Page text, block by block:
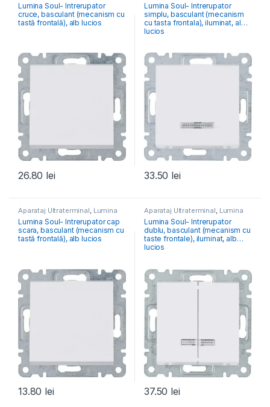
Lumina Soul- Intrerupator
cruce, basculant (mecanism cu
tastă frontală), alb lucios
26.80 lei
Lumina Soul- Intrerupator
simplu, basculant (mecanism
cu tasta frontala), iluminat, alb
lucios
33.50 lei
Aparataj Ultraterminal, Lumina
Lumina Soul- Intrerupator cap
scara, basculant (mecanism cu
tastă frontală), alb lucios
13.80 lei
Aparataj Ultraterminal, Lumina
Lumina Soul- Intrerupator
dublu, basculant (mecanism cu
taste frontale), iluminat, alb
lucios
37.50 lei